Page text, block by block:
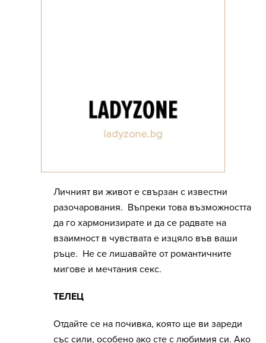
Личният ви живот е свързан с известни
разочарования. Въпреки това възможността
да го хармонизирате и да се радвате на
взаимност в чувствата е изцяло във ваши
ръце. Не се лишавайте от романтичните
мигове и мечтания секс.
ТЕЛЕЦ
Отдайте се на почивка, която ще ви зареди
със сили, особено ако сте с любимия си. Ако